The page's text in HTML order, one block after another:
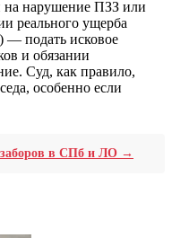
нарушение ПЗЗ или
реального ущерба
— подать исковое
и обязании
Суд, как правило,
особенно если
заборов в СПб и ЛО →